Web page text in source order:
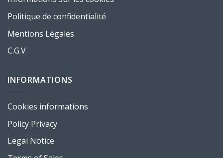
Politique de confidentialité
Mentions Légales
C.G.V
INFORMATIONS
Cookies informations
Policy Privacy
Legal Notice